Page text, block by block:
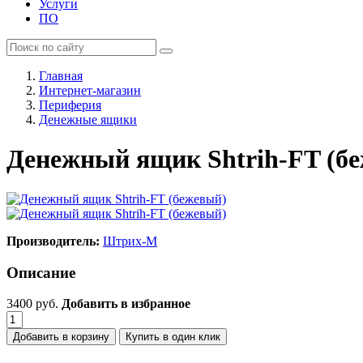
Услуги
ПО
Главная
Интернет-магазин
Периферия
Денежные ящики
Денежный ящик Shtrih-FT
Производитель: Штрих-М
Описание
3400 руб. Добавить в избранное